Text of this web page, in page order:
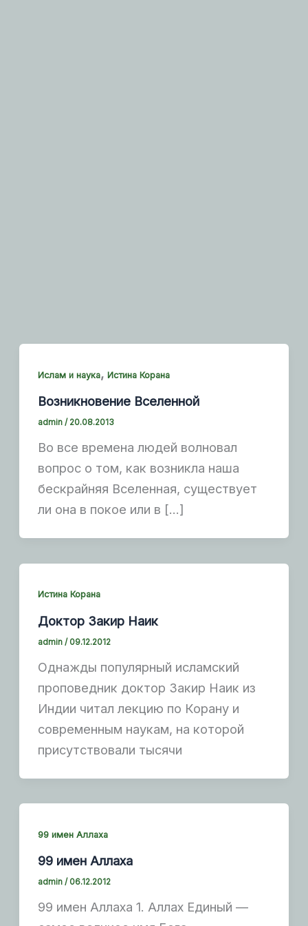
Ислам и наука,Истина Корана
Возникновение Вселенной
admin/ 20.08.2013
Во все времена людей волновал
вопрос о том, как возникла наша
бескрайняя Вселенная, существует
ли она в покое или в […]
Истина Корана
Доктор Закир Наик
admin/ 09.12.2012
Однажды популярный исламский
проповедник доктор Закир Наик из
Индии читал лекцию по Корану и
современным наукам, на которой
присутствовали тысячи
99 имен Аллаха
99 имен Аллаха
admin/ 06.12.2012
99 имен Аллаха 1. Аллах Единый —